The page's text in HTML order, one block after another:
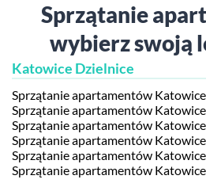
Sprzątanie
wybierz swoją
Katowice Dzielnice
Sprzątanie apartamentów
Sprzątanie apartamentów
Sprzątanie apartamentów
Sprzątanie apartamentów
Sprzątanie apartamentów Katowice
Sprzątanie apartamentów